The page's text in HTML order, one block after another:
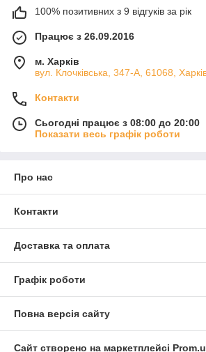
100% позитивних з 9 відгуків за рік
Працює з 26.09.2016
м. Харків
вул. Клочківська, 347-А, 61068,
Контакти
Сьогодні працює з 08:00 до 20:00
Показати весь графік роботи
Про нас
Контакти
Доставка та оплата
Графік роботи
Повна версія сайту
Сайт створено на маркетплейсі